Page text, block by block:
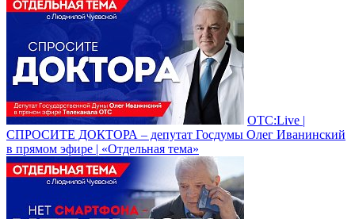
ОТС:Live |
СПРОСИТЕ ДОКТОРА – депутат Госдумы Олег Иванинский
в прямом эфире | «Отдельная тема»